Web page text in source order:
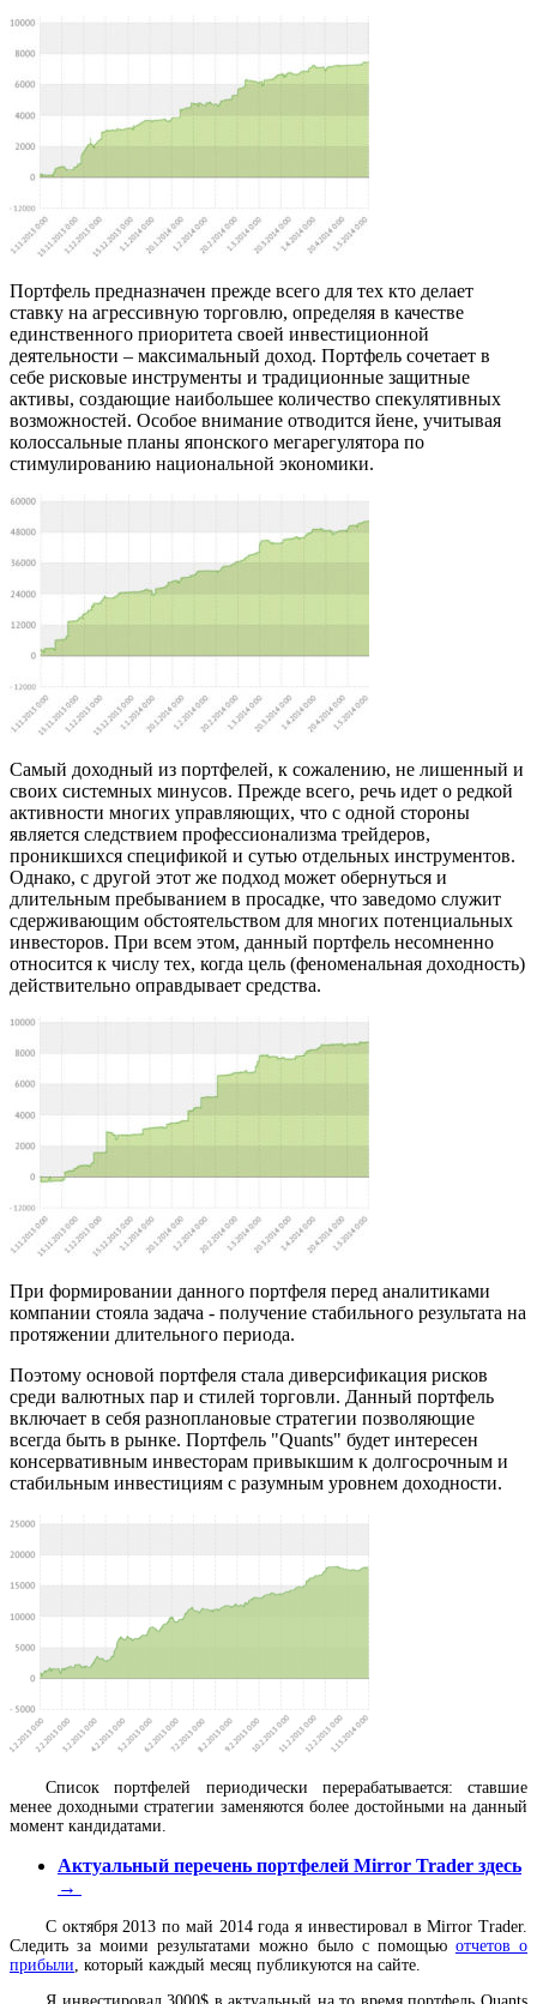
Портфель предназначен прежде всего для тех кто делает
ставку на агрессивную торговлю, определяя в качестве
единственного приоритета своей инвестиционной
деятельности – максимальный доход. Портфель сочетает в
себе рисковые инструменты и традиционные защитные
активы, создающие наибольшее количество спекулятивных
возможностей. Особое внимание отводится йене, учитывая
колоссальные планы японского мегарегулятора по
стимулированию национальной экономики.
Самый доходный из портфелей, к сожалению, не лишенный и
своих системных минусов. Прежде всего, речь идет о редкой
активности многих управляющих, что с одной стороны
является следствием профессионализма трейдеров,
проникшихся спецификой и сутью отдельных инструментов.
Однако, с другой этот же подход может обернуться и
длительным пребыванием в просадке, что заведомо служит
сдерживающим обстоятельством для многих потенциальных
инвесторов. При всем этом, данный портфель несомненно
относится к числу тех, когда цель (феноменальная доходность)
действительно оправдывает средства.
При формировании данного портфеля перед аналитиками
компании стояла задача - получение стабильного результата на
протяжении длительного периода.
Поэтому основой портфеля стала диверсификация рисков
среди валютных пар и стилей торговли. Данный портфель
включает в себя разноплановые стратегии позволяющие
всегда быть в рынке. Портфель "Quants" будет интересен
консервативным инвесторам привыкшим к долгосрочным и
стабильным инвестициям с разумным уровнем доходности.
Список портфелей периодически перерабатывается: ставшие
менее доходными стратегии заменяются более достойными на данный
момент кандидатами.
Актуальный перечень портфелей Mirror Trader здесь
→
С октября 2013 по май 2014 года я инвестировал в Mirror Trader.
Следить за моими результатами можно было с помощью отчетов о
прибыли, который каждый месяц публикуются на сайте.